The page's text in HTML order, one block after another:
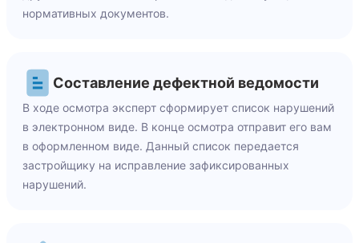
нормативных документов.
Составление дефектной ведомости
В ходе осмотра эксперт сформирует список нарушений
в электронном виде. В конце осмотра отправит его вам
в оформленном виде. Данный список передается
застройщику на исправление зафиксированных
нарушений.